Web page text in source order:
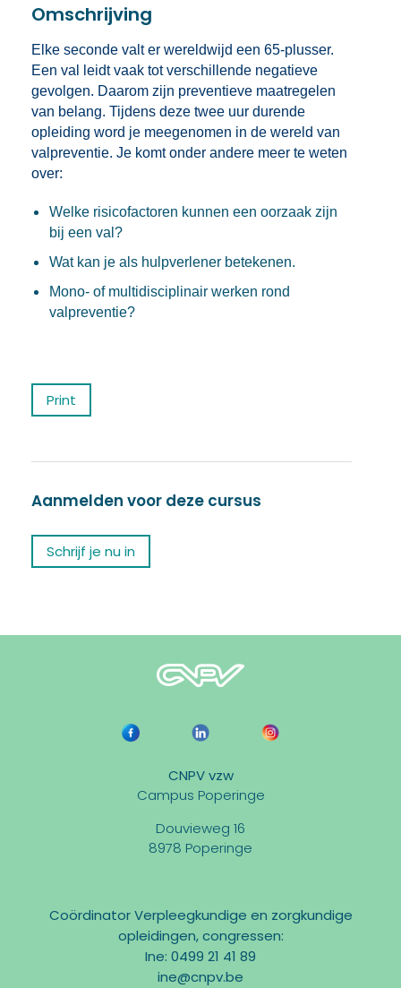
Omschrijving
Elke seconde valt er wereldwijd een 65-plusser.
Een val leidt vaak tot verschillende negatieve
gevolgen. Daarom zijn preventieve maatregelen
van belang. Tijdens deze twee uur durende
opleiding word je meegenomen in de wereld van
valpreventie. Je komt onder andere meer te weten
over:
Welke risicofactoren kunnen een oorzaak zijn
bij een val?
Wat kan je als hulpverlener betekenen.
Mono- of multidisciplinair werken rond
valpreventie?
Print
Aanmelden voor deze cursus
Schrijf je nu in
CNPV vzw
Campus Poperinge
Douvieweg 16
8978 Poperinge
Coördinator Verpleegkundige en zorgkundige
opleidingen, congressen:
Ine: 0499 21 41 89
ine@cnpv.be